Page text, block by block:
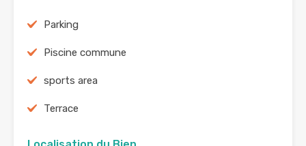
Parking
Piscine commune
sports area
Terrace